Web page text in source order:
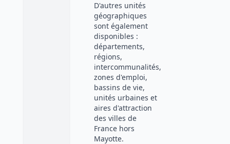
D'autres unités
géographiques
sont également
disponibles :
départements,
régions,
intercommunalités,
zones d'emploi,
bassins de vie,
unités urbaines et
aires d'attraction
des villes de
France hors
Mayotte.